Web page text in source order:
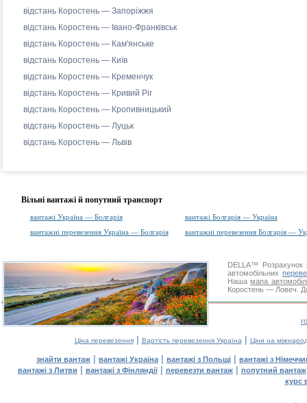
відстань Коростень — Запоріжжя
відстань Коростень — Івано-Франківськ
відстань Коростень — Кам'янське
відстань Коростень — Київ
відстань Коростень — Кременчук
відстань Коростень — Кривий Ріг
відстань Коростень — Кропивницький
відстань Коростень — Луцьк
відстань Коростень — Львів
Вільні вантажі й попутний транспорт
вантажі Україна — Болгарія
вантажі Болгарія — Україна
вантажні перевезення Україна — Болгарія
вантажні перевезення Болгарія —
DELLA™
Розрахунок
автомобільних
Нашамапа
Коростень — Ловеч.
Ціна перевезення| Вартість перевезення Україна | Ціни на
знайти вантаж | вантажі Україна | вантажі з Польщі | вантажі з
вантажі з Литви | вантажі з Фінляндії| перевезти вантаж| попутний вантаж
курс